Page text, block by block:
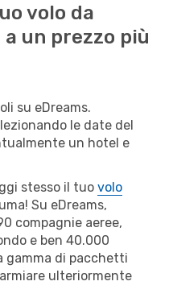
volo da
un prezzo più
su eDreams.
le date del
un hotel e
stesso il tuo volo
Su eDreams,
compagnie aeree,
e ben 40.000
gamma di pacchetti
ulteriormente